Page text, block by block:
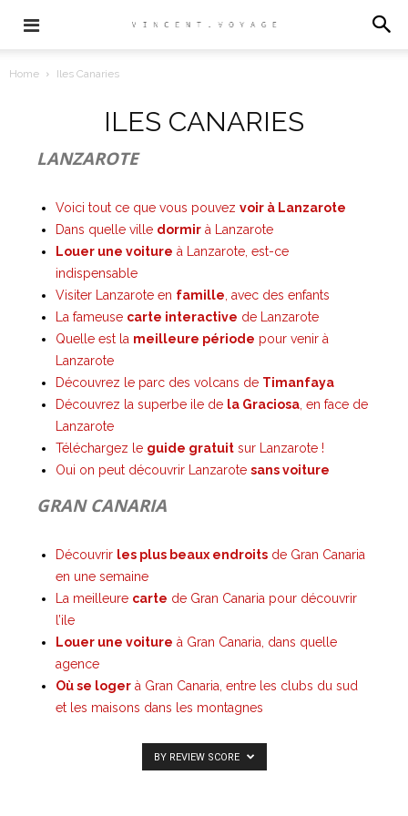
Home Iles Canaries
ILES CANARIES
LANZAROTE
Voici tout ce que vous pouvez voir à Lanzarote
Dans quelle ville dormir à Lanzarote
Louer une voiture à Lanzarote, est-ce
indispensable
Visiter Lanzarote en famille , avec des enfants
La fameuse carte interactive de Lanzarote
Quelle est la meilleure période pour venir à
Lanzarote
Découvrez le parc des volcans de Timanfaya
Découvrez la superbe ile de la Graciosa , en face de
Lanzarote
Téléchargez le guide gratuit sur Lanzarote !
Oui on peut découvrir Lanzarote sans voiture
GRAN CANARIA
Découvrir les plus beaux endroits de Gran Canaria
en une semaine
La meilleure carte de Gran Canaria pour découvrir
l’ile
Louer une voiture à Gran Canaria, dans quelle
agence
Où se loger à Gran Canaria, entre les clubs du sud
et les maisons dans les montagnes
BY REVIEW SCORE